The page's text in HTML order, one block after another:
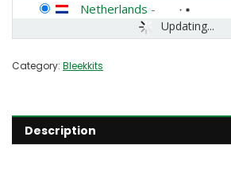
Updating...
Netherlands -
Category: Bleekkits
Description